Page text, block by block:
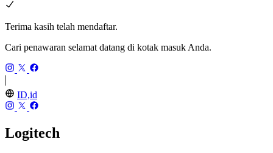
Terima kasih telah mendaftar.
Cari penawaran selamat datang di kotak masuk Anda.
ID,id
Logitech